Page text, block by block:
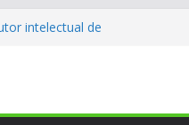
intelectual de
en los